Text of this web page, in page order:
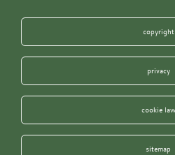
copyright
privacy
cookie law
sitemap